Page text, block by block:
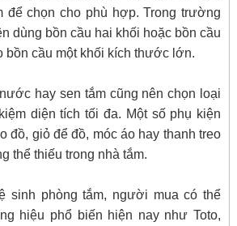
để chọn cho phù hợp. Trong trường
dùng bồn cầu hai khối hoặc bồn cầu
bồn cầu một khối kích thước lớn.
hay sen tắm cũng nên chọn loại
diện tích tối đa. Một số phụ kiện
đồ, giỏ để đồ, móc áo hay thanh treo
thể thiếu trong nhà tắm.
sinh phòng tắm, người mua có thể
hiệu phổ biến hiện nay như Toto,